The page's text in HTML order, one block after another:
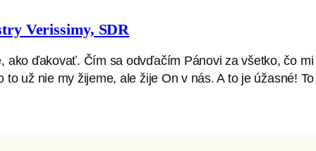
Verissimy, SDR
ako ďakovať. Čím sa odvďačím Pánovi za všetko, čo
už nie my žijeme, ale žije On v nás. A to je úžasné!